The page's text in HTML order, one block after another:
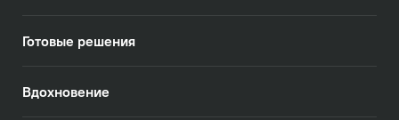
Готовые решения
Вдохновение